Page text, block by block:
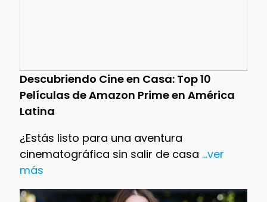
Descubriendo Cine en Casa: Top 10
Películas de Amazon Prime en América
Latina
¿Estás listo para una aventura
cinematográfica sin salir de casa ...ver
más